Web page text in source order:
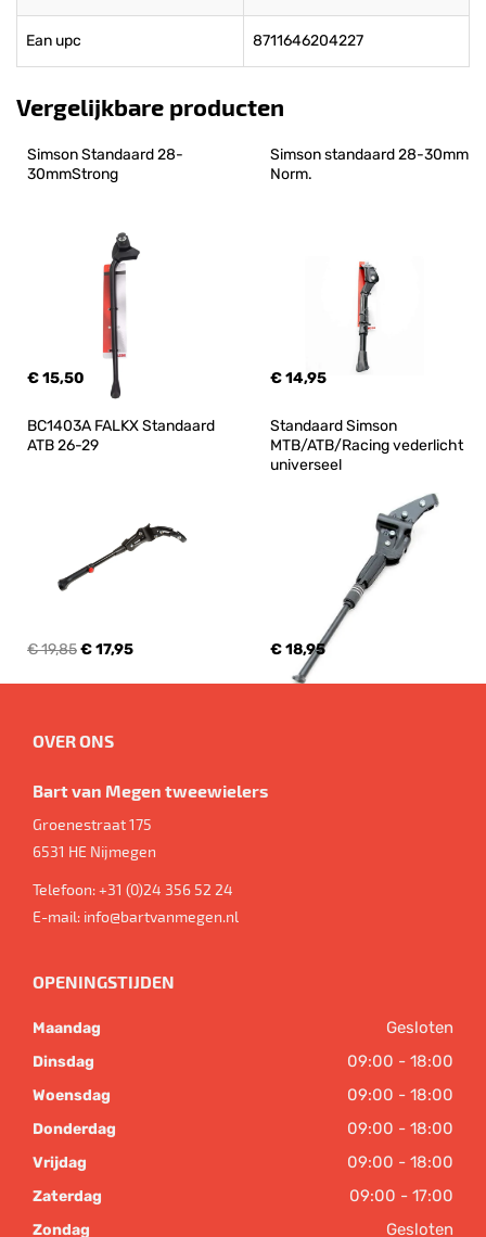
Ean upc 8711646204227
Vergelijkbare producten
Simson Standaard 28-
30mmStrong
€ 15,50
Simson standaard 28-30mm
Norm.
€ 14,95
BC1403A FALKX Standaard
ATB 26-29
€ 19,85€ 17,95
Standaard Simson
MTB/ATB/Racing vederlicht
universeel
€ 18,95
OVER ONS
Bart van Megen tweewielers
Groenestraat 175
6531 HE Nijmegen
Telefoon:+31 (0)24 356 52 24
E-mail: info@bartvanmegen.nl
OPENINGSTIJDEN
Maandag Gesloten
Dinsdag 09:00 - 18:00
Woensdag 09:00 - 18:00
Donderdag 09:00 - 18:00
Vrijdag 09:00 - 18:00
Zaterdag 09:00 - 17:00
Zondag Gesloten